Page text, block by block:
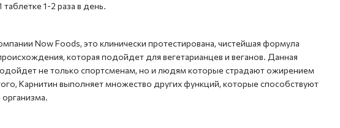
1-2 раза в день.
Now Foods, это клинически протестирована, чистейшая формула
которая подойдет для вегетарианцев и веганов. Данная
не только спортсменам, но и людям которые страдают ожирением
Карнитин выполняет множество других функций, которые способствуют